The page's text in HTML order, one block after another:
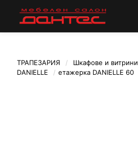
ТРАПЕЗАРИЯ / Шкафове и витрини
DANIELLE
/ етажерка DANIELLE 60